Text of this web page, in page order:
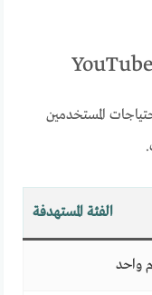
المستخدمين
الفئة المستهدفة
واحد